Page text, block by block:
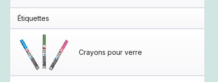
Étiquettes
Crayons pour verre